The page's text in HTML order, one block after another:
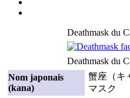
Deathmask du
Deathmask du
Nom japonais
(kana)
蟹座（キ
マスク